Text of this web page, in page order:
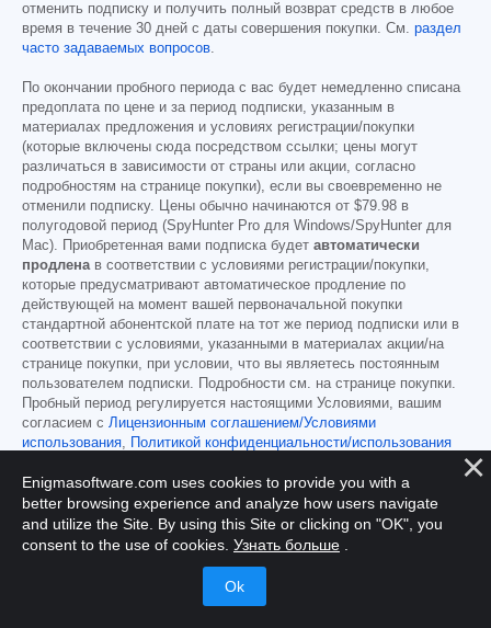
отменить подписку и получить полный возврат средств в любое
время в течение 30 дней с даты совершения покупки. См. раздел
часто задаваемых вопросов.
По окончании пробного периода с вас будет немедленно списана
предоплата по цене и за период подписки, указанным в
материалах предложения и условиях регистрации/покупки
(которые включены сюда посредством ссылки; цены могут
различаться в зависимости от страны или акции, согласно
подробностям на странице покупки), если вы своевременно не
отменили подписку. Цены обычно начинаются от $79.98 в
полугодовой период (SpyHunter Pro для Windows/SpyHunter для
Mac). Приобретенная вами подписка будет автоматически
продленав соответствии с условиями регистрации/покупки,
которые предусматривают автоматическое продление по
действующей на момент вашей первоначальной покупки
стандартной абонентской плате на тот же период подписки или в
соответствии с условиями, указанными в материалах акции/на
странице покупки, при условии, что вы являетесь постоянным
пользователем подписки. Подробности см. на странице покупки.
Пробный период регулируется настоящими Условиями, вашим
согласием с Лицензионным соглашением/Условиями
использования,
Политикой конфиденциальности/использования
SpyHunter,узнайте, как это сделать .
Для оплаты автоматического продления подписки перед каждой
датой платежа на указанный вами при регистрации адрес
электронной почты будет отправлено напоминание. В начале
пробного периода вы получите код активации, который можно
использовать только в течение одного пробного периода и только
на одном устройстве на учетную запись. Ваша подписка будет
Enigmasoftware.com uses cookies to provide you with a
better browsing experience and analyze how users navigate
and utilize the Site. By using this Site or clicking on "OK", you
consent to the use of cookies. Узнать больше